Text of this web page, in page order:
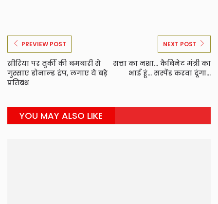
PREVIEW POST
सीरिया पर तुर्की की बमबारी से
गुस्साए डोनाल्ड ट्रंप, लगाए ये बड़े
प्रतिबंध
NEXT POST
सत्ता का नशा... कैबिनेट मंत्री का
भाई हूं... सस्पेंड करवा दूंगा...
YOU MAY ALSO LIKE